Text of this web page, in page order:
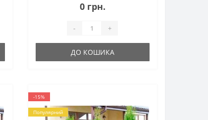
0 грн.
- +
ДО КОШИКА
-15%
Популярний